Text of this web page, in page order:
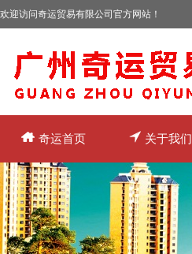
欢迎访问奇运贸易有限公司官方网站！
奇运首页 关于我们